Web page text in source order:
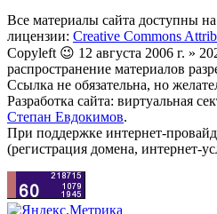
Все материалы сайта доступны
лицензии: Creative Commons
Copyleft 😉 12 августа 2006 г. »
распространение материалов
Ссылка не обязательна, но
Разработка сайта: виртуальная
Степан Евдокимов.
При поддержке интернет-
(регистрация домена, интернет-